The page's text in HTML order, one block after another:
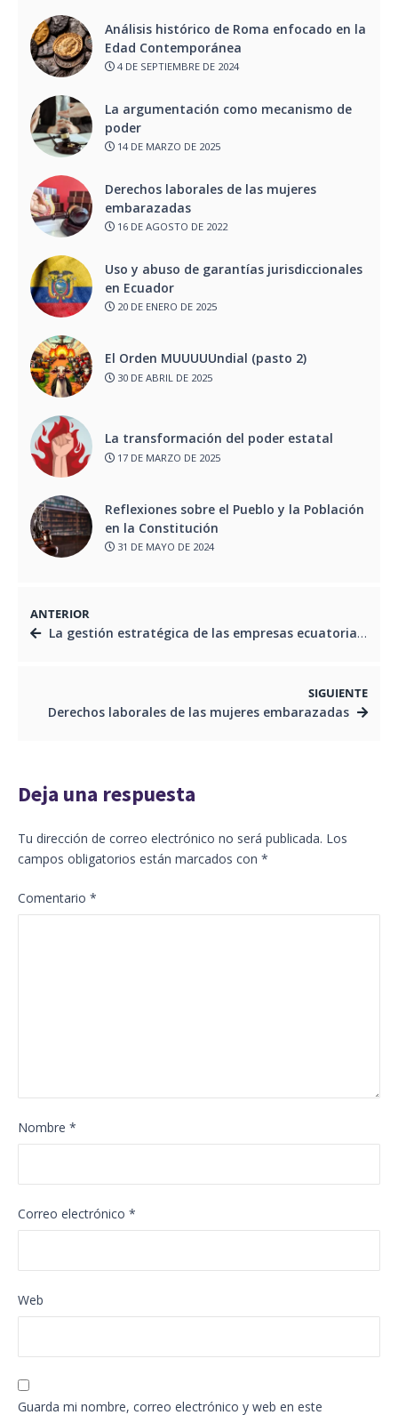
Análisis histórico de Roma enfocado en la
Edad Contemporánea
4 DE SEPTIEMBRE DE 2024
La argumentación como mecanismo de
poder
14 DE MARZO DE 2025
Derechos laborales de las mujeres
embarazadas
16 DE AGOSTO DE 2022
Uso y abuso de garantías jurisdiccionales
en Ecuador
20 DE ENERO DE 2025
El Orden MUUUUUndial (pasto 2)
30 DE ABRIL DE 2025
La transformación del poder estatal
17 DE MARZO DE 2025
Reflexiones sobre el Pueblo y la Población
en la Constitución
31 DE MAYO DE 2024
ANTERIOR
La gestión estratégica de las empresas ecuatorianas
SIGUIENTE
Derechos laborales de las mujeres embarazadas
Deja una respuesta
Tu dirección de correo electrónico no será publicada. Los
campos obligatorios están marcados con *
Comentario *
Nombre *
Correo electrónico *
Web
Guarda mi nombre, correo electrónico y web en este